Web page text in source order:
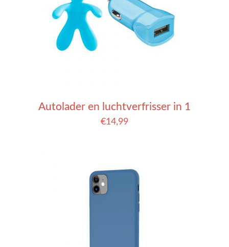
Autolader en luchtverfrisser in 1
€14,99